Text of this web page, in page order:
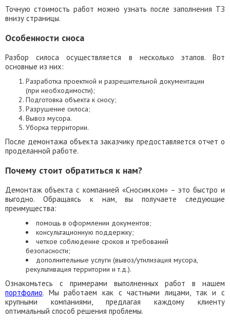
Точную стоимость работ можно узнать после заполнения ТЗ
внизу страницы.
Особенности сноса
Разбор силоса осуществляется в несколько этапов. Вот
основные из них:
Разработка проектной и разрешительной документации
(при необходимости);
Подготовка объекта к сносу;
Разрушение силоса;
Вывоз мусора.
Уборка территории.
После демонтажа объекта заказчику предоставляется отчет о
проделанной работе.
Почему стоит обратиться к нам?
Демонтаж объекта с компанией «Сносим.ком» – это быстро и
выгодно. Обращаясь к нам, вы получаете следующие
преимущества:
помощь в оформлении документов;
консультационную поддержку;
четкое соблюдение сроков и требований
безопасности;
дополнительные услуги (вывоз/утилизация мусора,
рекультивация территории и т.д.).
Ознакомьтесь с примерами выполненных работ в нашем
портфолио. Мы работаем как с частными лицами, так и с
крупными компаниями, предлагая каждому клиенту
оптимальный способ решения проблемы.